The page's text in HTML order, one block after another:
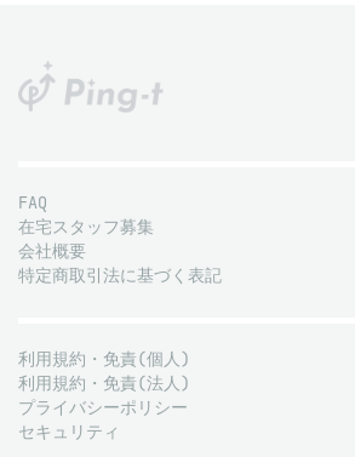
FAQ
在宅スタッフ募集
会社概要
特定商取引法に基づく表記
利用規約・免責(個人)
利用規約・免責(法人)
プライバシーポリシー
セキュリティ